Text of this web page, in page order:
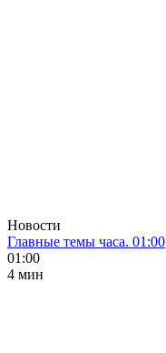
Новости
Главные темы часа. 01:00
01:00
4 мин